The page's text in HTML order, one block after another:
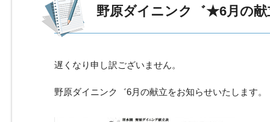
野原ダイニンク゛★6月の
遅くなり申し訳ございません。
野原ダイニンク゛6月の献立をお知らせいたします。